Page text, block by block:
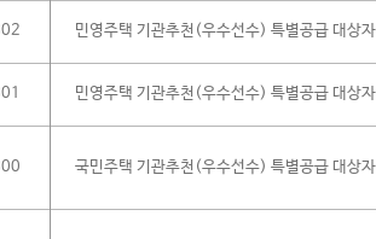
민영주택 기관추천(우수선수) 특별공급 대상
민영주택 기관추천(우수선수) 특별공급 대상
국민주택 기관추천(우수선수) 특별공급 대상